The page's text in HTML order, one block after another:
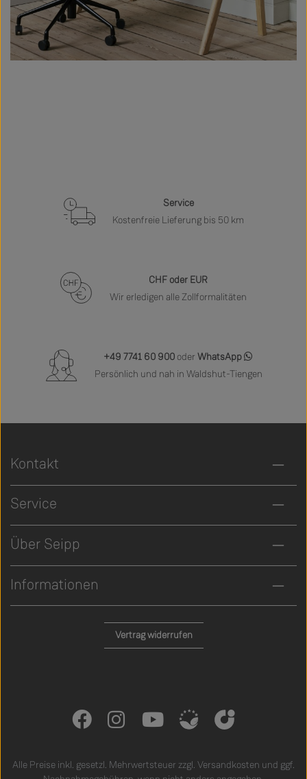
Service
Kostenfreie Lieferung bis 50 km
CHF oder EUR
Wir erledigen alle Zollformalitäten
+49 7741 60 900 oder WhatsApp
Persönlich und nah in Waldshut-Tiengen
Kontakt
Service
Über Seipp
Informationen
Vertrag widerrufen
Alle Preise inkl. gesetzl. Mehrwertsteuer zzgl. Versandkosten und ggf.